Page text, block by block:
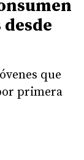
que
primera